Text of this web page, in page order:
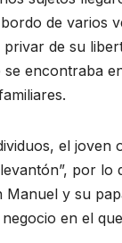
de varios
de su
se encontraba
el joven
por lo
Manuel y su
en el